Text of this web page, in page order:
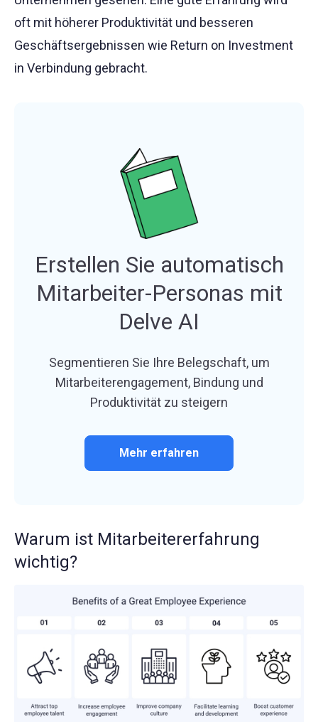
oft mit höherer Produktivität und besseren
Geschäftsergebnissen wie Return on Investment
in Verbindung gebracht.
Erstellen Sie automatisch
Mitarbeiter-Personas mit
Delve AI
Segmentieren Sie Ihre Belegschaft, um
Mitarbeiterengagement, Bindung und
Produktivität zu steigern
Mehr erfahren
Warum ist Mitarbeitererfahrung
wichtig?